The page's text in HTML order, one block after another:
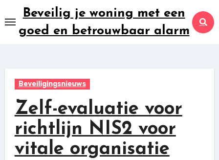
naar
inhoud
Beveilig je woning met een
goed en betrouwbaar alarm
Beveiligingsnieuws
Zelf-evaluatie voor
richtlijn NIS2 voor
vitale organisatie